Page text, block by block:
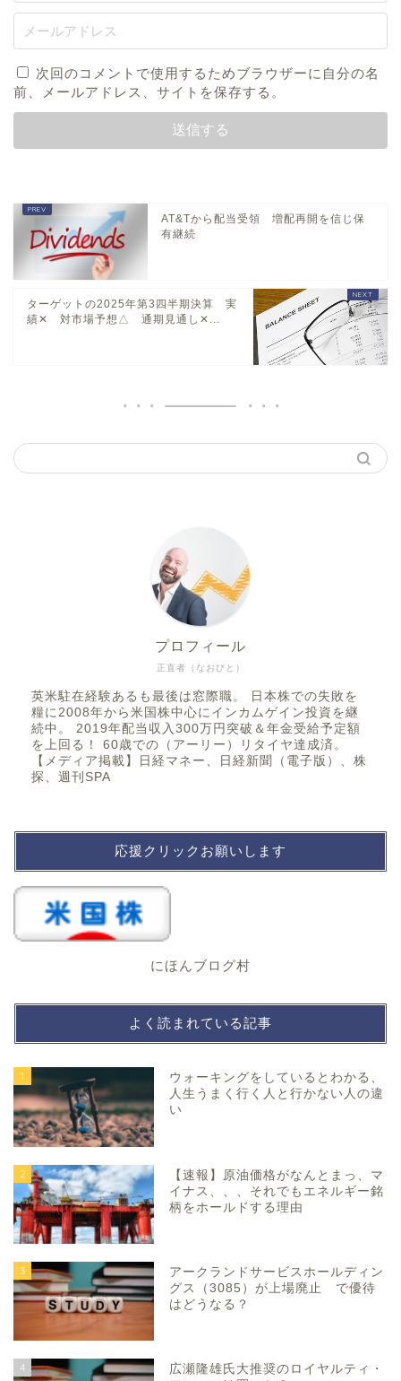
次回のコメントで使用するためブラウザーに自分の名
前、メールアドレス、サイトを保存する。
AT&Tから配当受領 増配再開を信じ保
有継続
ターゲットの2025年第3四半期決算 実
績✕ 対市場予想△ 通期見通し✕...
正直者（なおびと）
プロフィール
英米駐在経験あるも最後は窓際職。 日本株での失敗を
糧に2008年から米国株中心にインカムゲイン投資を継
続中。 2019年配当収入300万円突破＆年金受給予定額
を上回る！ 60歳での（アーリー）リタイヤ達成済。
【メディア掲載】日経マネー、日経新聞（電子版）、株
探、週刊SPA
応援クリックお願いします
にほんブログ村
よく読まれている記事
1
ウォーキングをしているとわかる、
人生うまく行く人と行かない人の違
い
2
【速報】原油価格がなんとまっ、マ
イナス、、、それでもエネルギー銘
柄をホールドする理由
3
アークランドサービスホールディン
グス（3085）が上場廃止 で優待
はどうなる？
4
広瀬隆雄氏大推奨のロイヤルティ・